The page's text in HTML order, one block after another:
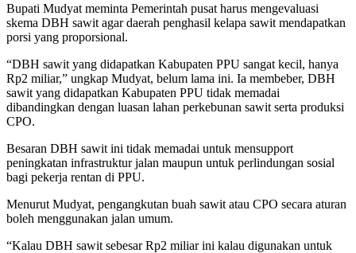
Bupati Mudyat meminta Pemerintah pusat harus mengevaluasi
skema DBH sawit agar daerah penghasil kelapa sawit mendapatkan
porsi yang proporsional.
“DBH sawit yang didapatkan Kabupaten PPU sangat kecil, hanya
Rp2 miliar,” ungkap Mudyat, belum lama ini. Ia membeber, DBH
sawit yang didapatkan Kabupaten PPU tidak memadai
dibandingkan dengan luasan lahan perkebunan sawit serta produksi
CPO.
Besaran DBH sawit ini tidak memadai untuk mensupport
peningkatan infrastruktur jalan maupun untuk perlindungan sosial
bagi pekerja rentan di PPU.
Menurut Mudyat, pengangkutan buah sawit atau CPO secara aturan
boleh menggunakan jalan umum.
“Kalau DBH sawit sebesar Rp2 miliar ini kalau digunakan untuk